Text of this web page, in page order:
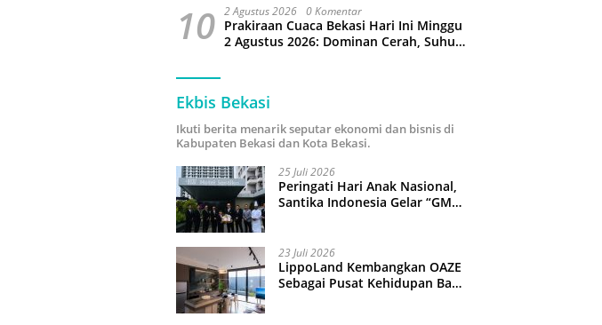
10 2 Agustus 2026 0 Komentar
Prakiraan Cuaca Bekasi Hari Ini Minggu
2 Agustus 2026: Dominan Cerah, Suhu
Ekbis Bekasi
Ikuti berita menarik seputar ekonomi dan bisnis di
Kabupaten Bekasi dan Kota Bekasi.
25 Juli 2026
Peringati Hari Anak Nasional,
Santika Indonesia Gelar “GM
23 Juli 2026
LippoLand Kembangkan OAZE
Sebagai Pusat Kehidupan Baru